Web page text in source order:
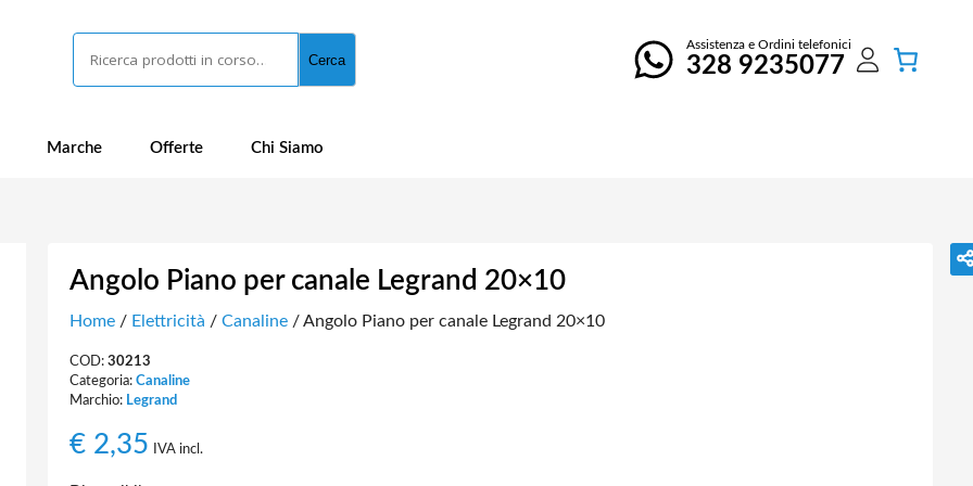
Cerca
Assistenza e Ordini telefonici
328 9235077
Marche Offerte Chi Siamo
Angolo Piano per canale Legrand 20×10
Home/ Elettricità / Canaline/ Angolo Piano per canale Legrand 20×10
COD: 30213
Categoria: Canaline
Marchio: Legrand
€2,35 IVA incl.